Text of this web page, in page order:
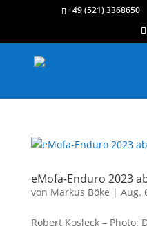
+49 (521) 3368650
eMofa-Enduro 2023
von Markus Böke | Aug.
Robert Kos­leck – Pho­to: